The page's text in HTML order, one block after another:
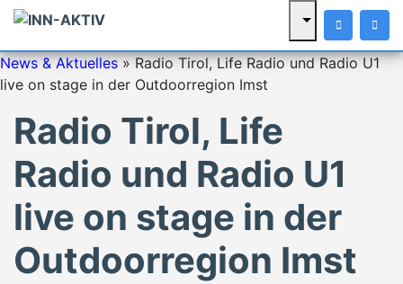
News & Aktuelles»Radio Tirol, Life Radio und Radio U1
live on stage in der Outdoorregion Imst
Radio Tirol, Life
Radio und Radio U1
live on stage in der
Outdoorregion Imst